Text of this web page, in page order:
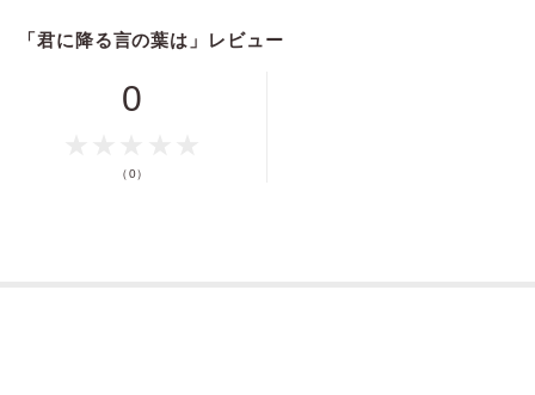
ゃいだ日向だが、ヤンキーから意外な反応が返ってきて、ひどい言葉を
このまま会うこともないだろうと思っていたら、例のヤンキーは入学以
来一度も登校していなかった同じクラスの五十嵐雪人（いがらし ゆき
恋を知らないふたりが不器用につむぐ切ない青春ラブストーリー。
「君に降る言の葉は」レビュー
0
（0）